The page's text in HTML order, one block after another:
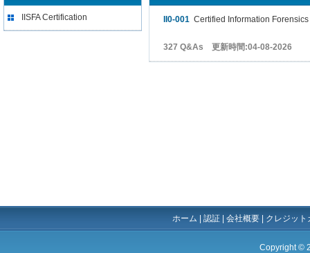
IISFA Certification II0-001 Certified Information
327 Q&As 更新時間:04-08-2026
ホーム 認証 会社概要 クレジッ
Copyright ©